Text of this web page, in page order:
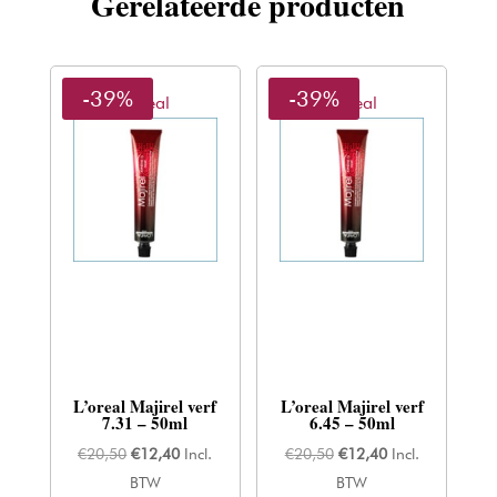
L'oreal
-39%
L’oreal Majirel verf
7.31 – 50ml
€20,50 Oorspronkelijke
prijs
€12,40Huidige
Incl.
BTW
L'oreal
-39%
L’oreal Majirel verf
6.45 – 50ml
€20,50 Oorspronkelijke
prijs
€12,40Huidige
Incl.
BTW